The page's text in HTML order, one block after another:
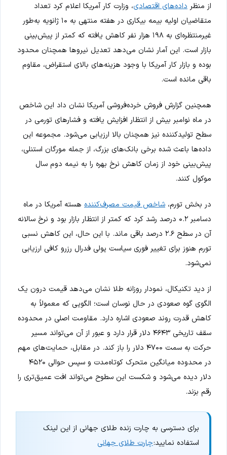
از منظر داده‌های اقتصادی، وزارت کار آمریکا اعلام کرد تعداد
متقاضیان اولیه بیمه بیکاری در هفته منتهی به ۱۰ ژانویه به‌طور
غیرمنتظره‌ای به ۱۹۸ هزار نفر کاهش یافته که کمتر از پیش‌بینی
بازار است. این آمار نشان می‌دهد تعدیل نیروها همچنان محدود
بوده و بازار کار آمریکا با وجود هزینه‌های بالای استقراض، مقاوم
باقی مانده است.
همچنین گزارش فروش خرده‌فروشی آمریکا نشان داد این شاخص
در ماه نوامبر بیش از انتظار افزایش یافته و فشارهای تورمی در
سطح تولیدکننده نیز همچنان بالا ارزیابی می‌شود. مجموعه این
داده‌ها باعث شده برخی بانک‌های بزرگ، از جمله مورگان استنلی،
پیش‌بینی خود از زمان کاهش نرخ بهره را به نیمه دوم سال
موکول کنند.
در بخش تورم، شاخص قیمت مصرف‌کننده هسته آمریکا در ماه
دسامبر ۰.۲ درصد رشد کرد که کمتر از انتظار بازار بود و نرخ سالانه
آن در سطح ۲.۶ درصد باقی ماند. با این حال، این کاهش نسبی
تورم هنوز برای تغییر فوری سیاست پولی فدرال رزرو کافی ارزیابی
نمی‌شود.
از دید تکنیکال، نمودار روزانه طلا نشان می‌دهد قیمت درون یک
الگوی گوه صعودی در حال نوسان است؛ الگویی که معمولاً به
کاهش قدرت روند صعودی اشاره دارد. مقاومت اصلی در محدوده
سقف تاریخی ۴۶۴۳ دلار قرار دارد و عبور از آن می‌تواند مسیر
حرکت به سمت ۴۷۰۰ دلار را باز کند. در مقابل، حمایت‌های مهم
در محدوده میانگین متحرک کوتاه‌مدت و سپس حوالی ۴۵۲۰
دلار دیده می‌شود و شکست این سطوح می‌تواند افت عمیق‌تری را
رقم بزند.
برای دسترسی به چارت زنده طلای جهانی از این لینک
استفاده نمایید:چارت طلای جهانی